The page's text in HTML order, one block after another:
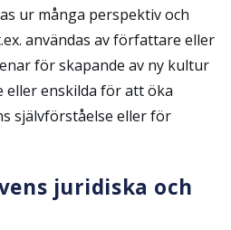
ur många perspektiv och
användas av författare eller
för skapande av ny kultur
enskilda för att öka
självförståelse eller för
juridiska och